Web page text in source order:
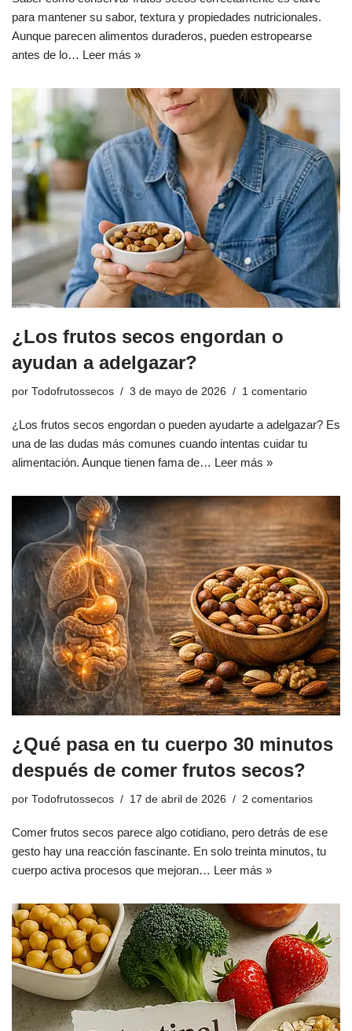
para mantener su sabor, textura y propiedades nutricionales.
Aunque parecen alimentos duraderos, pueden estropearse
antes de lo… Leer más »
¿Los frutos secos engordan o
ayudan a adelgazar?
por Todofrutossecos 3 de mayo de 2026 1 comentario
¿Los frutos secos engordan o pueden ayudarte a adelgazar? Es
una de las dudas más comunes cuando intentas cuidar tu
alimentación. Aunque tienen fama de… Leer más »
¿Qué pasa en tu cuerpo 30 minutos
después de comer frutos secos?
por Todofrutossecos 17 de abril de 2026 2 comentarios
Comer frutos secos parece algo cotidiano, pero detrás de ese
gesto hay una reacción fascinante. En solo treinta minutos, tu
cuerpo activa procesos que mejoran… Leer más »